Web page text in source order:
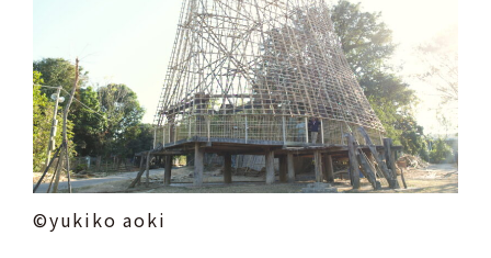
©yukiko aoki